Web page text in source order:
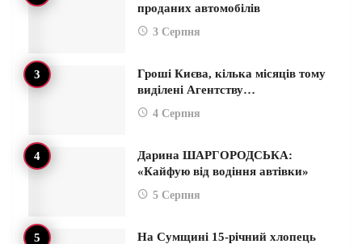
проданих автомобілів
3 Серпня
Гроші Києва, кілька місяців тому
виділені Агентству…
4 Серпня
Дарина ШАРГОРОДСЬКА:
«Кайфую від водіння автівки»
5 Серпня
На Сумщині 15-річний хлопець